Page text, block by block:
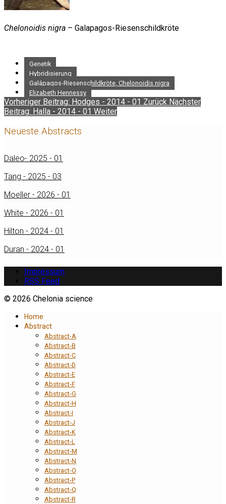
Chelonoidis nigra – Galapagos-Riesenschildkröte
Genetik
Hybridisierung
Galápagos-Riesenschildkröte, Chelonoidis nigra
Elizabeth Hennessy
Vorheriger Beitrag: Hodges - 2014 - 01 Zurück Nächster
Beitrag: Halla - 2014 - 01 Weiter
Neueste Abstracts
Daleo- 2025 - 01
Tang - 2025 - 03
Moeller - 2026 - 01
White - 2026 - 01
Hilton - 2024 - 01
Duran - 2024 - 01
Impressum
RSS Feed
© 2026 Chelonia science
Home
Abstract
Abstract-A
Abstract-B
Abstract-C
Abstract-D
Abstract-E
Abstract-F
Abstract-G
Abstract-H
Abstract-I
Abstract-J
Abstract-K
Abstract-L
Abstract-M
Abstract-N
Abstract-O
Abstract-P
Abstract-Q
Abstract-R